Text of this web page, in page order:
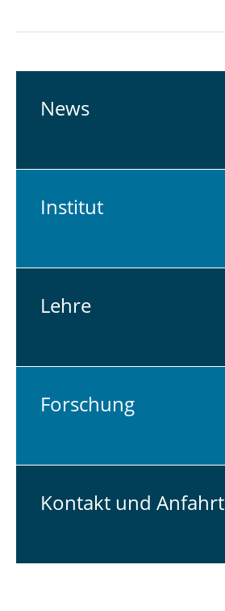
News
In­sti­tut
Lehre
For­schung
Kontakt und Anfahrt